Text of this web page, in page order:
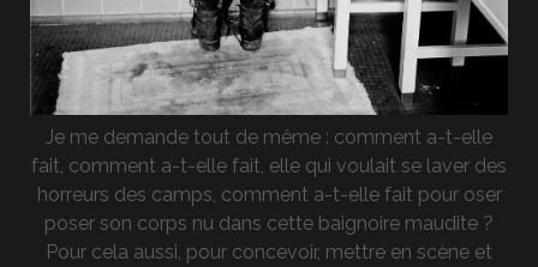
Je me demande tout de même : comment a-t-elle
fait, comment a-t-elle fait, elle qui voulait se laver des
horreurs des camps, comment a-t-elle fait pour oser
poser son corps nu dans cette baignoire maudite ?
Pour cela aussi, pour concevoir, mettre en scène et